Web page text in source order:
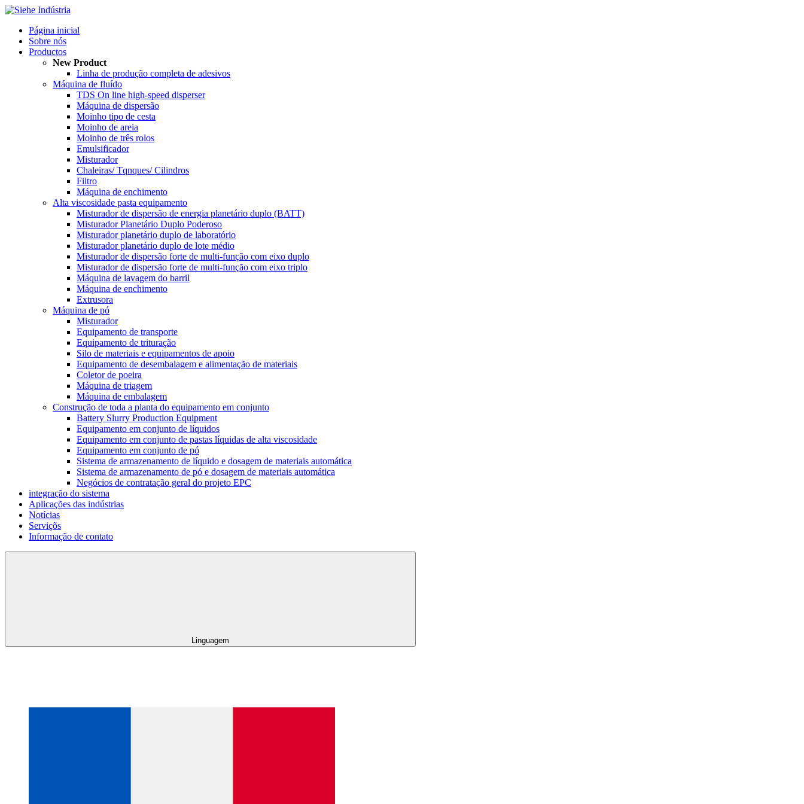
Página inicial
Sobre nós
Productos
New Product
Linha de produção completa de adesivos
Máquina de fluído
TDS On line high-speed disperser
Máquina de dispersão
Moinho tipo de cesta
Moinho de areia
Moinho de três rolos
Emulsificador
Misturador
Chaleiras/ Tqnques/ Cilindros
Filtro
Máquina de enchimento
Alta viscosidade pasta equipamento
Misturador de dispersão de energia planetário duplo (BATT)
Misturador Planetário Duplo Poderoso
Misturador planetário duplo de laboratório
Misturador planetário duplo de lote médio
Misturador de dispersão forte de multi-função com eixo duplo
Misturador de dispersão forte de multi-função com eixo triplo
Máquina de lavagem do barril
Máquina de enchimento
Extrusora
Máquina de pó
Misturador
Equipamento de transporte
Equipamento de trituração
Silo de materiais e equipamentos de apoio
Equipamento de desembalagem e alimentação de materiais
Coletor de poeira
Máquina de triagem
Máquina de embalagem
Construção de toda a planta do equipamento em conjunto
Battery Slurry Production Equipment
Equipamento em conjunto de líquidos
Equipamento em conjunto de pastas líquidas de alta viscosidade
Equipamento em conjunto de pó
Sistema de armazenamento de líquido e dosagem de materiais automática
Sistema de armazenamento de pó e dosagem de materiais automática
Negócios de contratação geral do projeto EPC
integração do sistema
Aplicações das indústrias
Notícias
Serviçõs
Informação de contato
Linguagem